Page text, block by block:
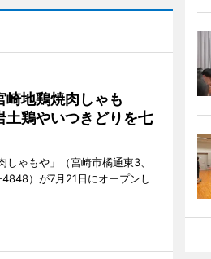
崎地鶏焼肉しゃも
鶏やいつきどりを七
しゃもや」（宮崎市橘通東3、
）が7月21日にオープンし